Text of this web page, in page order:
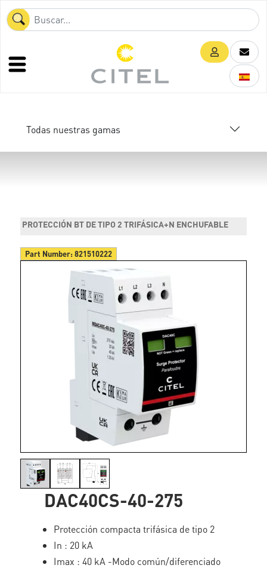
Todas nuestras gamas
PROTECCIÓN BT DE TIPO 2 TRIFÁSICA+N ENCHUFABLE
Part Number:821510222
DAC40CS-40-275
Protección compacta trifásica de tipo 2
In : 20 kA
Imax : 40 kA -Modo común/diferenciado